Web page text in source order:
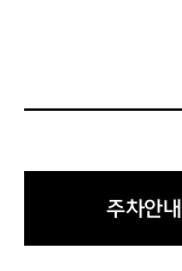
주차안내